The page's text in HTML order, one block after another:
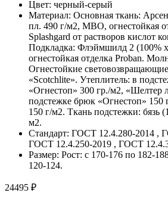
Цвет: черный-серый
Материал: Основная ткань:
пл. 490 г/м2, МВО, огнестойкая
Splashgard от растворов кислот
Подкладка: Флэймшилд 2 (100%
огнестойкая отделка Proban.
Огнестойкие
«Scotchlite». Утеплитель: в
«Огнестоп» 300 гр./м2, «Шелтер
подстежке брюк «Огнестоп» 150
150 г/м2. Ткань подстежки: бязь
м2.
Стандарт: ГОСТ 12.4.280-2014 ,
ГОСТ 12.4.250-2019 , ГОСТ
Размер: Рост: с 170-176 по 182-
120-124.
24495 ₽